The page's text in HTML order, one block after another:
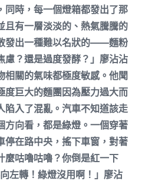
同時，每一個燈箱都發出了那
且有一層淡淡的、熱氣騰騰的
發出一種難以名狀的——麵粉
慮？還是過度發酵？」廖沾沾
相關的氣味都極度敏感。他聞
度巨大的麵團因為壓力過大而
陷入了混亂。汽車不知道該走
方向看，都是綠燈。一個穿著
停在路中央，搖下車窗，對著
麼咕嚕咕嚕？你倒是紅一下
左轉！綠燈沒用啊！」廖沾